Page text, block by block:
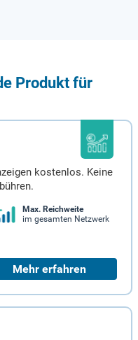
Produkt für
kostenlos. Keine
Max. Reichweite
im gesamten Netzwerk
Mehr erfahren